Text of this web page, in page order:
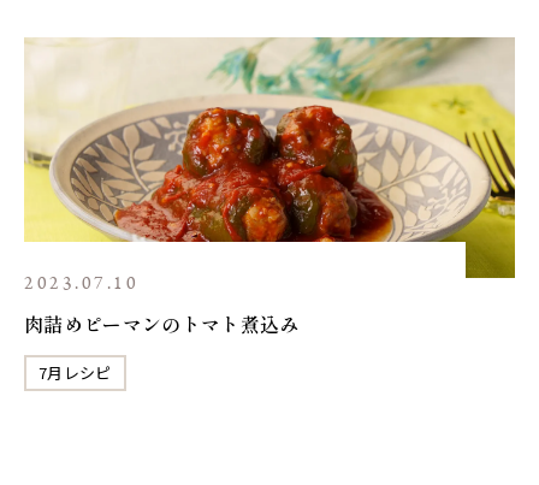
2023.07.10
肉詰めピーマンのトマト煮込み
7月レシピ